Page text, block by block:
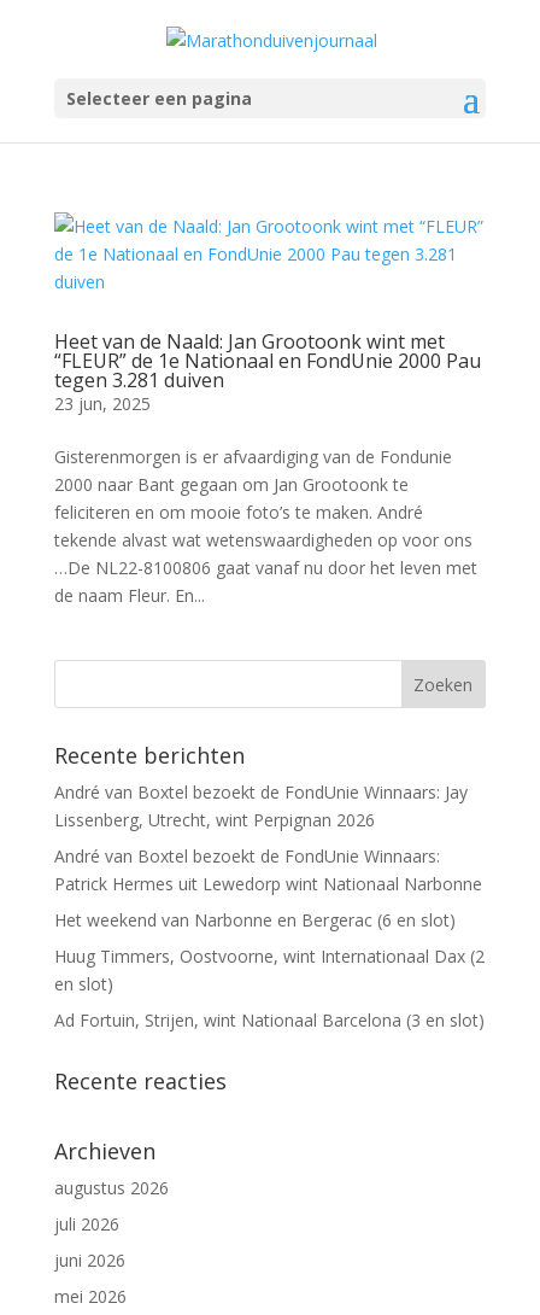
Selecteer een pagina
Heet van de Naald: Jan Grootoonk wint met
“FLEUR” de 1e Nationaal en FondUnie 2000 Pau
tegen 3.281 duiven
23 jun, 2025
Gisterenmorgen is er afvaardiging van de Fondunie
2000 naar Bant gegaan om Jan Grootoonk te
feliciteren en om mooie foto’s te maken. André
tekende alvast wat wetenswaardigheden op voor ons
…De NL22-8100806 gaat vanaf nu door het leven met
de naam Fleur. En...
Recente berichten
André van Boxtel bezoekt de FondUnie Winnaars: Jay
Lissenberg, Utrecht, wint Perpignan 2026
André van Boxtel bezoekt de FondUnie Winnaars:
Patrick Hermes uit Lewedorp wint Nationaal Narbonne
Het weekend van Narbonne en Bergerac (6 en slot)
Huug Timmers, Oostvoorne, wint Internationaal Dax (2
en slot)
Ad Fortuin, Strijen, wint Nationaal Barcelona (3 en slot)
Recente reacties
Archieven
augustus 2026
juli 2026
juni 2026
mei 2026